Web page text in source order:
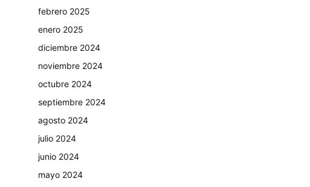
febrero 2025
enero 2025
diciembre 2024
noviembre 2024
octubre 2024
septiembre 2024
agosto 2024
julio 2024
junio 2024
mayo 2024